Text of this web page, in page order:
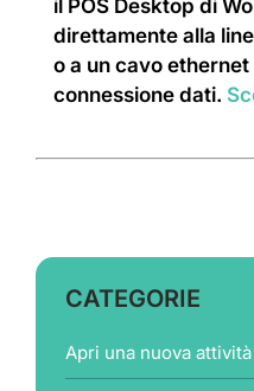
il POS Desktop di
direttamente alla
o a un cavo
connessione dati.
CATEGORIE
Apri una nuova attività